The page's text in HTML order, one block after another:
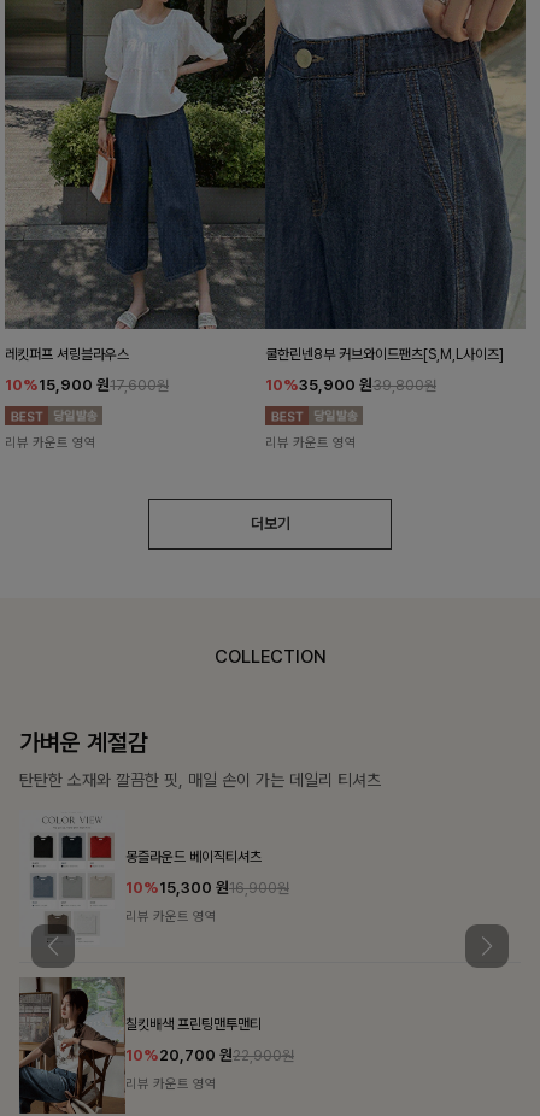
레킷퍼프 셔링블라우스
10%15,900 원17,600원
리뷰 카운트 영역
쿨한린넨8부 커브와이드팬츠[S,M,L사이즈]
10%35,900 원39,800원
리뷰 카운트 영역
더보기
COLLECTION
가장 쉬운 코디
특별한 날부터 일상까지 함께하는 룩